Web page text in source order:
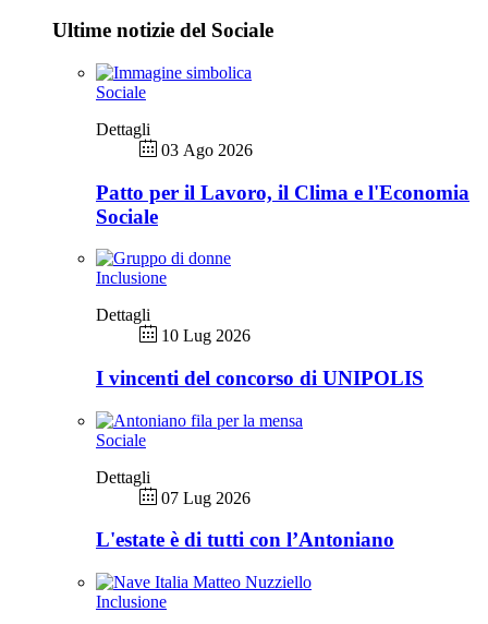
Ultime notizie del Sociale
Sociale
Dettagli
03 Ago 2026
Patto per il Lavoro, il Clima e l'Economia
Sociale
Inclusione
Dettagli
10 Lug 2026
I vincenti del concorso di UNIPOLIS
Sociale
Dettagli
07 Lug 2026
L'estate è di tutti con l’Antoniano
Inclusione